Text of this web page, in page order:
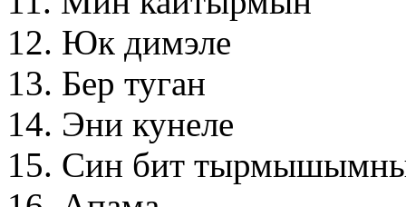
12. Юк димэле
13. Бер туган
14. Эни кунеле
15. Син бит